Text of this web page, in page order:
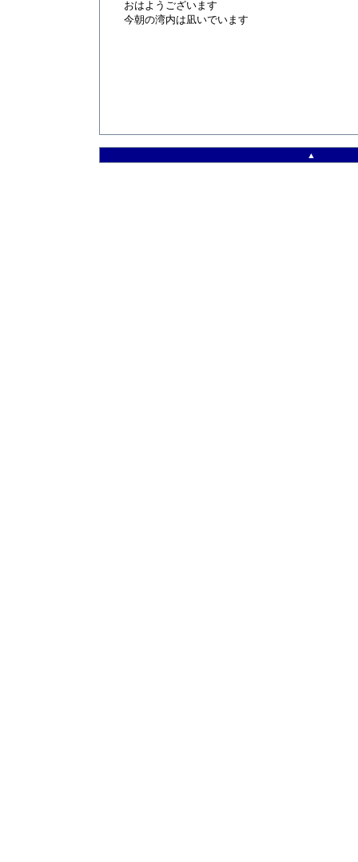
おはようございます
今朝の湾内は凪いでいます
▲